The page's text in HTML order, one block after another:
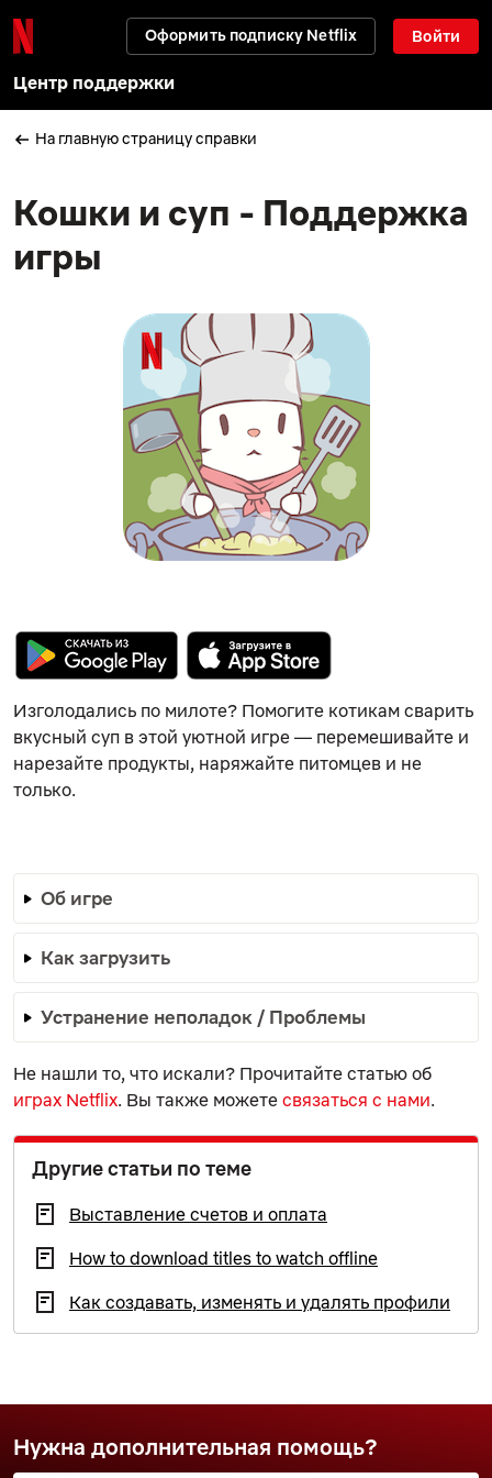
Оформить подписку Netflix Войти
Центр поддержки
На главную страницу справки
Кошки и суп - Поддержка
игры
Изголодались по милоте? Помогите котикам сварить
вкусный суп в этой уютной игре — перемешивайте и
нарезайте продукты, наряжайте питомцев и не
только.
Об игре
Как загрузить
Устранение неполадок / Проблемы
Не нашли то, что искали? Прочитайте статью об
играх Netflix. Вы также можете связаться с нами.
Другие статьи по теме
Выставление счетов и оплата
How to download titles to watch offline
Как создавать, изменять и удалять профили
Нужна дополнительная помощь?